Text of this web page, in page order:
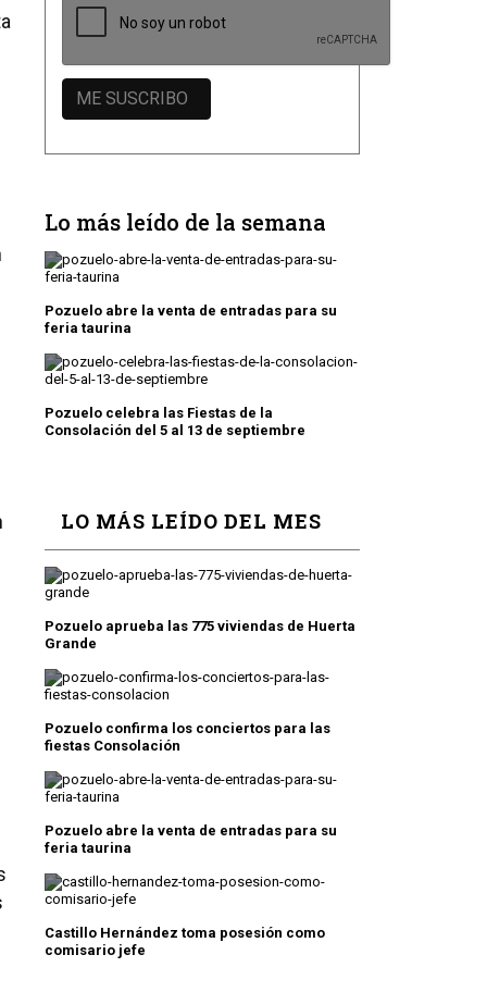
Lo más leído de la semana
Pozuelo abre la venta de entradas para su
feria taurina
Pozuelo celebra las Fiestas de la
Consolación del 5 al 13 de septiembre
LO MÁS LEÍDO DEL MES
Pozuelo aprueba las 775 viviendas de Huerta
Grande
Pozuelo confirma los conciertos para las
fiestas Consolación
Pozuelo abre la venta de entradas para su
feria taurina
Castillo Hernández toma posesión como
comisario jefe